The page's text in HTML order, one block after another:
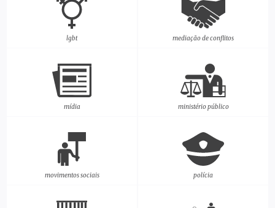
lgbt mediação de conflitos
mídia ministério público
movimentos sociais polícia